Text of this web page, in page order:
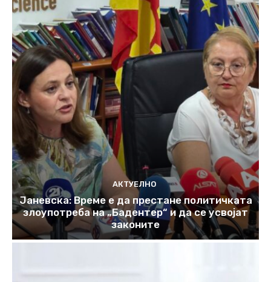
АКТУЕЛНО
Јаневска: Време е да престане политичката
злоупотреба на „Бадентер“ и да се усвојат
законите